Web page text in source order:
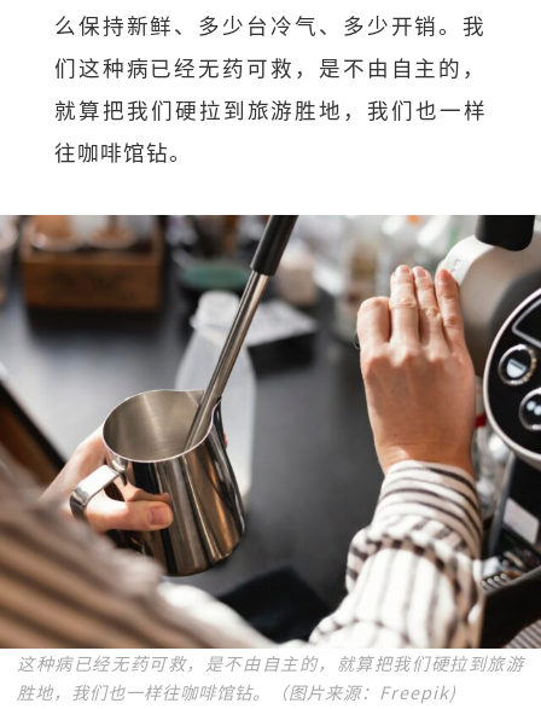
么保持新鲜、多少台冷气、多少开销。我
们这种病已经无药可救，是不由自主的，
就算把我们硬拉到旅游胜地，我们也一样
往咖啡馆钻。
这种病已经无药可救，是不由自主的，就算把我们硬拉到旅游
胜地，我们也一样往咖啡馆钻。（图片来源：Freepik)